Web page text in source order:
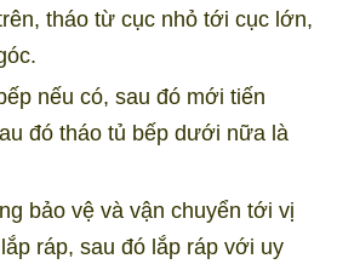
tháo từ cục nhỏ tới cục lớn,
nếu có, sau đó mới tiến
đó tháo tủ bếp dưới nữa là
bảo vệ và vận chuyển tới vị
ráp, sau đó lắp ráp với uy